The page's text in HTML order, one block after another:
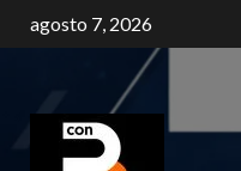
agosto 7, 2026